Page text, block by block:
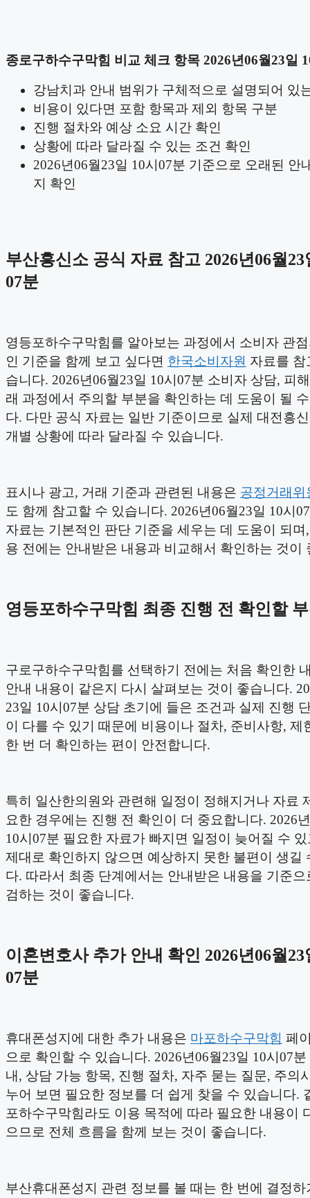
종로구하수구막힘 비교 체크 항목 2026년06월23일
강남치과 안내 범위가 구체적으로 설명되어 있
비용이 있다면 포함 항목과 제외 항목 구분
진행 절차와 예상 소요 시간 확인
상황에 따라 달라질 수 있는 조건 확인
2026년06월23일 10시07분 기준으로 오래된 안
지 확인
부산흥신소 공식 자료 참고 2026년06월23
07분
영등포하수구막힘를 알아보는 과정에서 소비자 관
인 기준을 함께 보고 싶다면 한국소비자원 자료를 참
습니다. 2026년06월23일 10시07분 소비자 상담, 피
래 과정에서 주의할 부분을 확인하는 데 도움이 될
다. 다만 공식 자료는 일반 기준이므로 실제 대전흥
개별 상황에 따라 달라질 수 있습니다.
표시나 광고, 거래 기준과 관련된 내용은 공정거래위
도 함께 참고할 수 있습니다. 2026년06월23일 10시
자료는 기본적인 판단 기준을 세우는 데 도움이 되며
용 전에는 안내받은 내용과 비교해서 확인하는 것이
영등포하수구막힘 최종 진행 전 확인할
구로구하수구막힘를 선택하기 전에는 처음 확인한
안내 내용이 같은지 다시 살펴보는 것이 좋습니다.
23일 10시07분 상담 초기에 들은 조건과 실제 진행
이 다를 수 있기 때문에 비용이나 절차, 준비사항, 제
한 번 더 확인하는 편이 안전합니다.
특히 일산한의원와 관련해 일정이 정해지거나 자료
요한 경우에는 진행 전 확인이 더 중요합니다. 2026
10시07분 필요한 자료가 빠지면 일정이 늦어질 수
제대로 확인하지 않으면 예상하지 못한 불편이 생길
다. 따라서 최종 단계에서는 안내받은 내용을 기준으
검하는 것이 좋습니다.
이혼변호사 추가 안내 확인 2026년06월23
07분
휴대폰성지에 대한 추가 내용은 마포하수구막힘 페
으로 확인할 수 있습니다. 2026년06월23일 10시07
내, 상담 가능 항목, 진행 절차, 자주 묻는 질문, 주의
누어 보면 필요한 정보를 더 쉽게 찾을 수 있습니다.
포하수구막힘라도 이용 목적에 따라 필요한 내용이
으므로 전체 흐름을 함께 보는 것이 좋습니다.
부산휴대폰성지 관련 정보를 볼 때는 한 번에 결정하